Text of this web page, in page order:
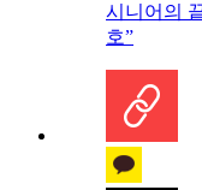
시니어의
호”